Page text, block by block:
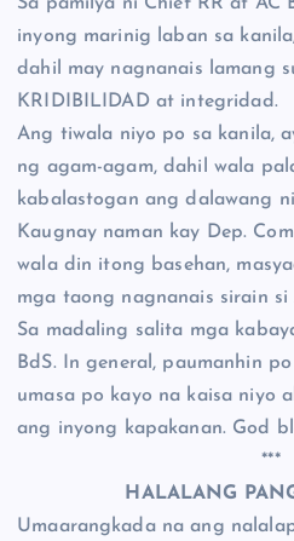
Sa pamilya ni Chief RR at AC
inyong marinig laban sa
dahil may nagnanais lamang
KRIDIBILIDAD at integridad.
Ang tiwala niyo po sa kanila,
ng agam-agam, dahil wala
kabalastogan ang dalawang
Kaugnay naman kay Dep.
wala din itong basehan,
mga taong nagnanais sirain si
Sa madaling salita mga
BdS. In general, paumanhin
umasa po kayo na kaisa niyo
ang inyong kapakanan. God
***
HALALANG
Umaarangkada na ang